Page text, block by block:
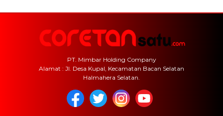
PT. Mimbar Holding Company
Alamat : Jl. Desa Kupal, Kecamatan Bacan Selatan
Halmahera Selatan.